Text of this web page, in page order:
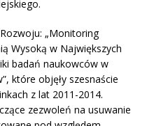
„Monitoring
Wysoką w Największych
badań naukowców w
które objęły szesnaście
z lat 2011-2014.
zezwoleń na usuwanie